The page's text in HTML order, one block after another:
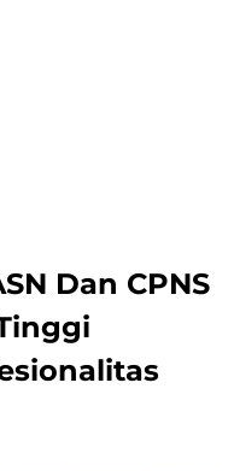
Dan CPNS